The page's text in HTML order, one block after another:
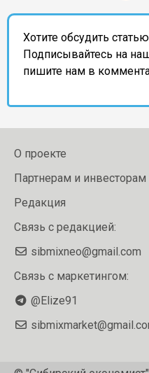
Хотите обсудить
Подписывайтесь на
пишите нам в
О проекте
Партнерам и инвесторам
Редакция
Связь с редакцией:
sibmixneo@gmail.com
Связь с маркетингом:
@Elize91